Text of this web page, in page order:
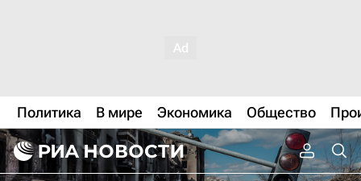
Политика В мире Экономика Общество